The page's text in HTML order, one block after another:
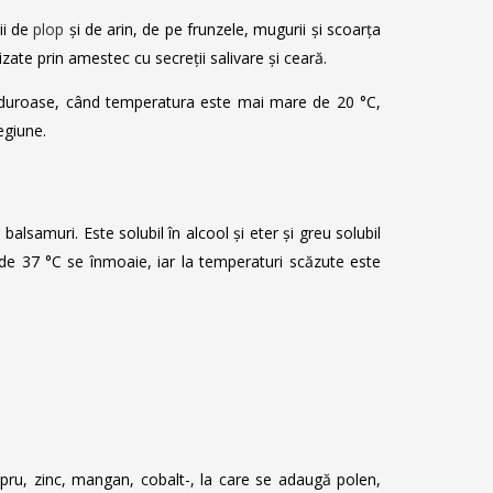
deplop și de arin, de pe frunzele, mugurii și scoarța
prin amestec cu secreții salivare și ceară.
când temperatura este mai mare de 20 °C,
Este solubil în alcool și eter și greu solubil
37 °C se înmoaie, iar la temperaturi scăzute este
zinc, mangan, cobalt-, la care se adaugă polen,